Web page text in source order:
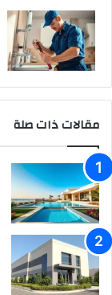
مقالات ذات صلة